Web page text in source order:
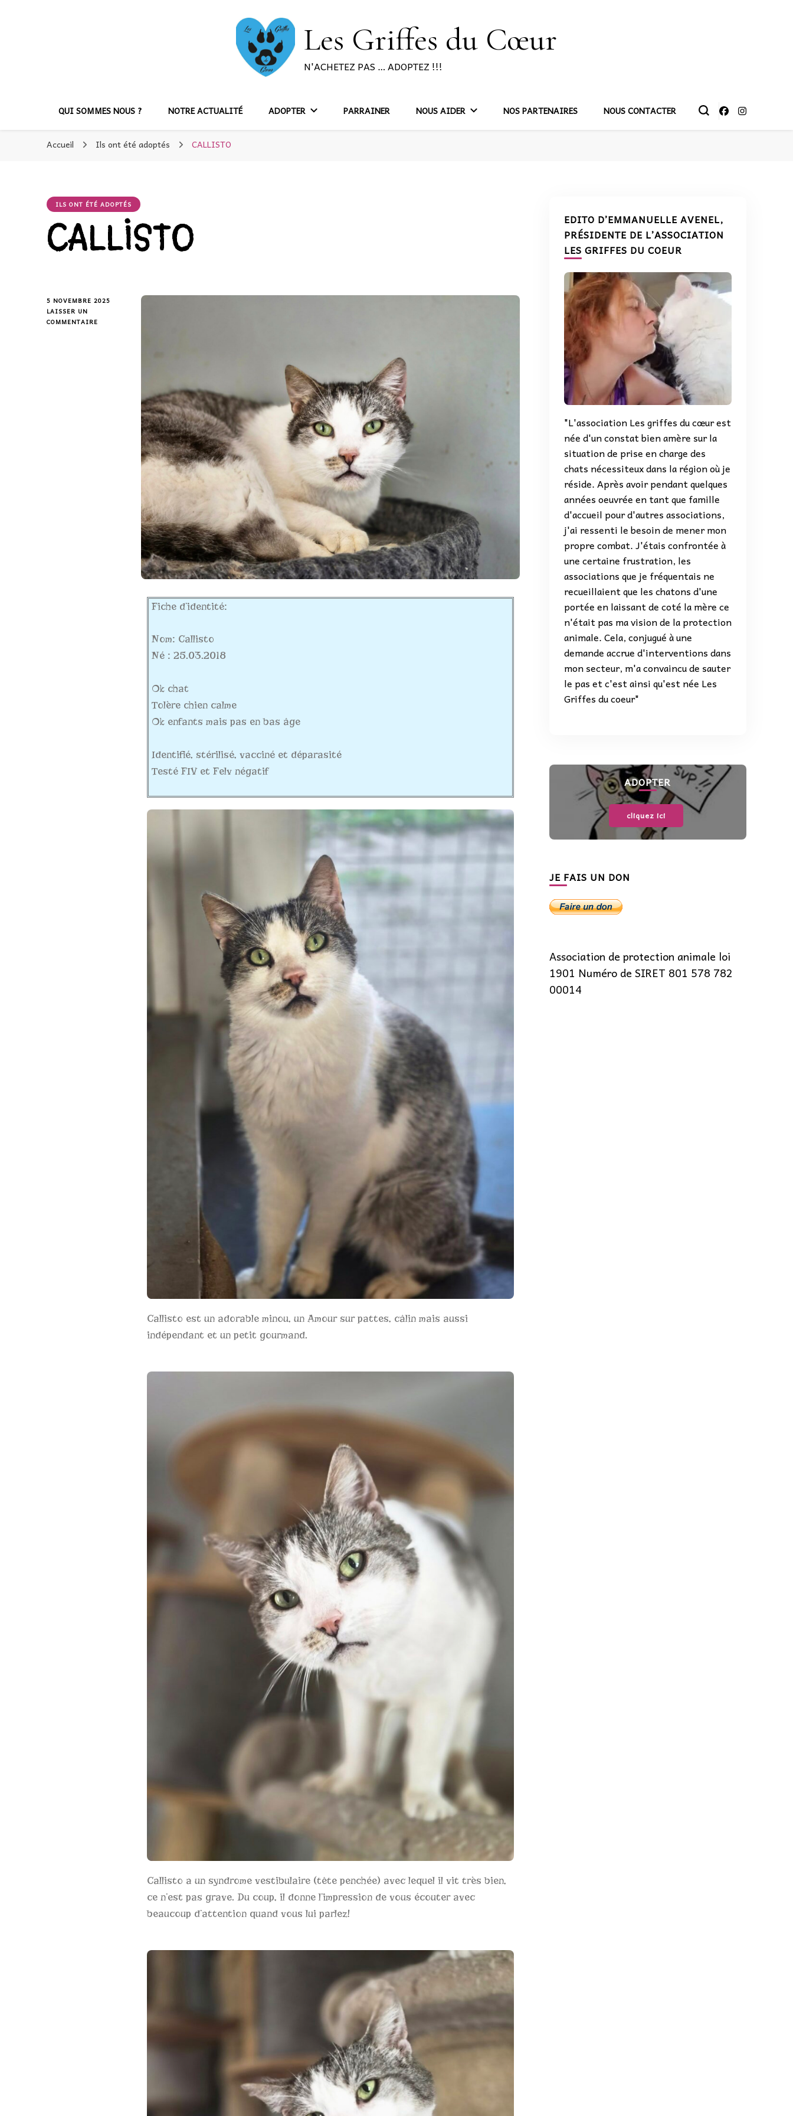
Les Griffes du Cœur
N'ACHETEZ PAS … ADOPTEZ !!!
QUI SOMMES NOUS ? NOTRE ACTUALITÉ ADOPTER PARRAINER NOUS AIDER NOS PARTENAIRES NOUS CONTACTER
Accueil Ils ont été adoptés CALLISTO
ILS ONT ÉTÉ ADOPTÉS
CALLISTO
5 NOVEMBRE 2025
LAISSER UN
COMMENTAIRE
Fiche d’identité:
Nom: Callisto
Né : 25.03.2018
Ok chat
Tolère chien calme
Ok enfants mais pas en bas âge
Identifié, stérilisé, vacciné et déparasité
Testé FIV et Felv négatif
Callisto est un adorable minou, un Amour sur pattes, câlin mais aussi
indépendant et un petit gourmand.
Callisto a un syndrome vestibulaire (tête penchée) avec lequel il vit très bien,
ce n’est pas grave. Du coup, il donne l’impression de vous écouter avec
beaucoup d’attention quand vous lui parlez!
EDITO D’EMMANUELLE AVENEL,
PRÉSIDENTE DE L’ASSOCIATION
LES GRIFFES DU COEUR
"L'association Les griffes du cœur est
née d'un constat bien amère sur la
situation de prise en charge des
chats nécessiteux dans la région où je
réside. Après avoir pendant quelques
années oeuvrée en tant que famille
d'accueil pour d'autres associations,
j'ai ressenti le besoin de mener mon
propre combat. J'étais confrontée à
une certaine frustration, les
associations que je fréquentais ne
recueillaient que les chatons d'une
portée en laissant de coté la mère ce
n'était pas ma vision de la protection
animale. Cela, conjugué à une
demande accrue d'interventions dans
mon secteur, m'a convaincu de sauter
le pas et c'est ainsi qu'est née Les
Griffes du coeur"
ADOPTER
cliquez ici
JE FAIS UN DON
Association de protection animale loi
1901 Numéro de SIRET 801 578 782
00014